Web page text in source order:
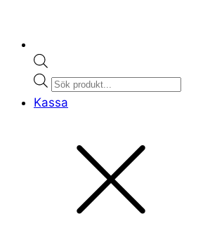
Products
search
Kassa